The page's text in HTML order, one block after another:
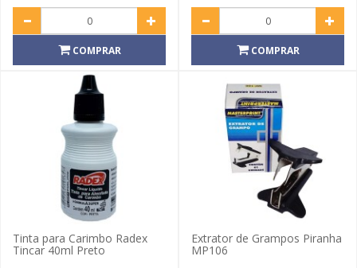
COMPRAR COMPRAR
Tinta para Carimbo Radex
Tincar 40ml Preto
Extrator de Grampos Piranha
MP106